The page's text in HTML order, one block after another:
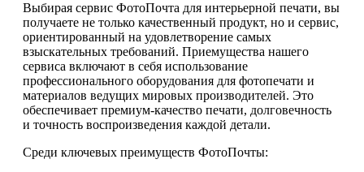
Выбирая сервис ФотоПочта для интерьерной печати, вы
получаете не только качественный продукт, но и сервис,
ориентированный на удовлетворение самых
взыскательных требований. Приемущества нашего
сервиса включают в себя использование
профессионального оборудования для фотопечати и
материалов ведущих мировых производителей. Это
обеспечивает премиум-качество печати, долговечность
и точность воспроизведения каждой детали.
Среди ключевых преимуществ ФотоПочты: